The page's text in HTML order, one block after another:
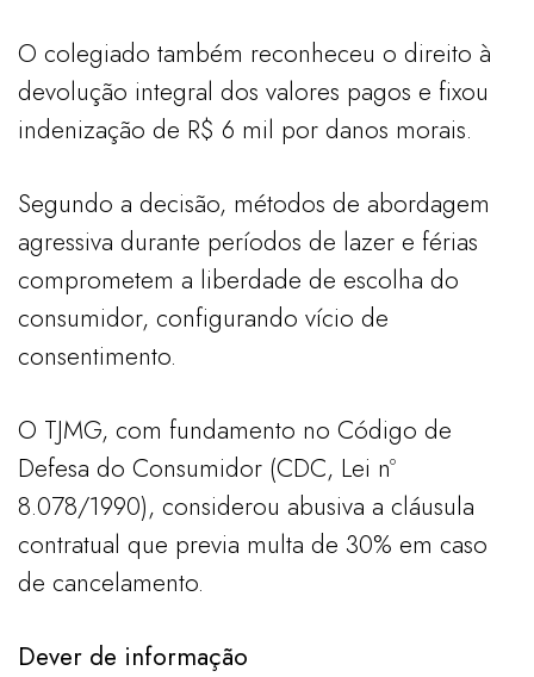
O colegiado também reconheceu o direito à
devolução integral dos valores pagos e fixou
indenização de R$ 6 mil por danos morais.
Segundo a decisão, métodos de abordagem
agressiva durante períodos de lazer e férias
comprometem a liberdade de escolha do
consumidor, configurando vício de
consentimento.
O TJMG, com fundamento no Código de
Defesa do Consumidor (CDC, Lei nº
8.078/1990), considerou abusiva a cláusula
contratual que previa multa de 30% em caso
de cancelamento.
Dever de informação